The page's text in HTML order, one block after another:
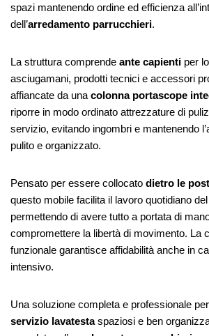
spazi mantenendo ordine ed efficienza
dell’arredamento parrucchieri.
La struttura comprende ante capienti per
asciugamani, prodotti tecnici e accessori
affiancate da una colonna portascope
riporre in modo ordinato attrezzature di
servizio, evitando ingombri e mantenendo
pulito e organizzato.
Pensato per essere collocato dietro le
questo mobile facilita il lavoro quotidiano
permettendo di avere tutto a portata di
compromettere la libertà di movimento. La
funzionale garantisce affidabilità anche in
intensivo.
Una soluzione completa e professionale
servizio lavatestaspaziosi e ben